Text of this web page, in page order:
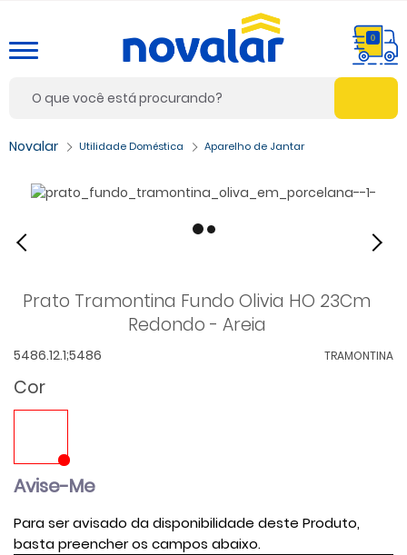
0
Utilidade Doméstica Aparelho de Jantar
Prato Tramontina Fundo Olivia HO 23Cm
Redondo - Areia
TRAMONTINA
5486.12.1;5486
Cor
Avise-Me
Para ser avisado da disponibilidade deste Produto,
basta preencher os campos abaixo.